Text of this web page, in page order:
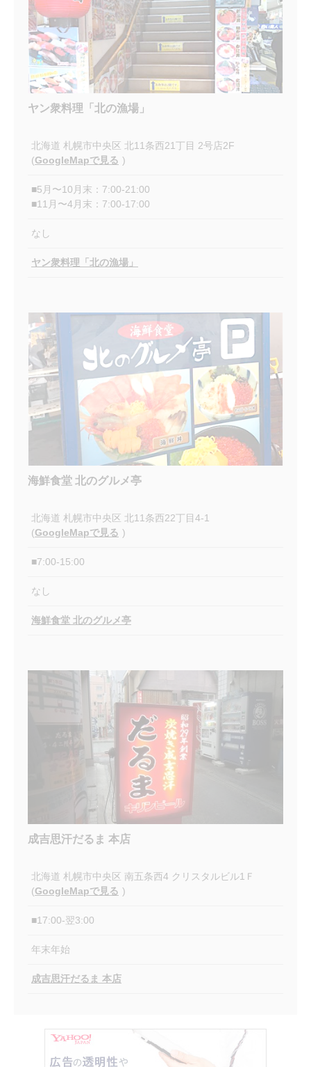
ヤン衆料理「北の漁場」
北海道 札幌市中央区 北11条西21丁目 2号店2F
(GoogleMapで見る )
■5月〜10月末：7:00-21:00
■11月〜4月末：7:00-17:00
なし
ヤン衆料理「北の漁場」
海鮮食堂 北のグルメ亭
北海道 札幌市中央区 北11条西22丁目4-1
(GoogleMapで見る )
■7:00-15:00
なし
海鮮食堂 北のグルメ亭
成吉思汗だるま 本店
北海道 札幌市中央区 南五条西4 クリスタルビル1Ｆ
(GoogleMapで見る )
■17:00-翌3:00
年末年始
成吉思汗だるま 本店